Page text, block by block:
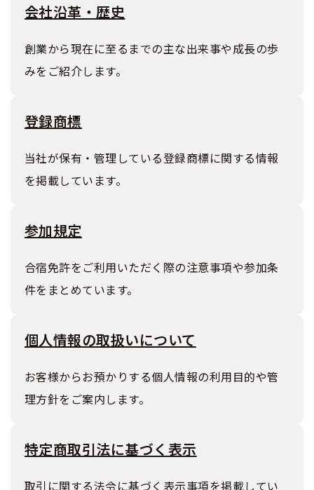
会社沿革・歴史
創業から現在に至るまでの主な出来事や成長の歩
みをご紹介します。
登録商標
当社が保有・管理している登録商標に関する情報
を掲載しています。
参加規定
合宿免許をご利用いただく際の注意事項や参加条
件をまとめています。
個人情報の取扱いについて
お客様からお預かりする個人情報の利用目的や管
理方針をご案内します。
特定商取引法に基づく表示
取引に関する法令に基づく表示事項を掲載してい